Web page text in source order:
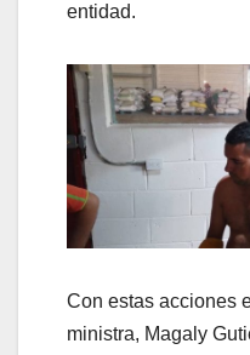
entidad.
Con estas acciones
ministra, Magaly